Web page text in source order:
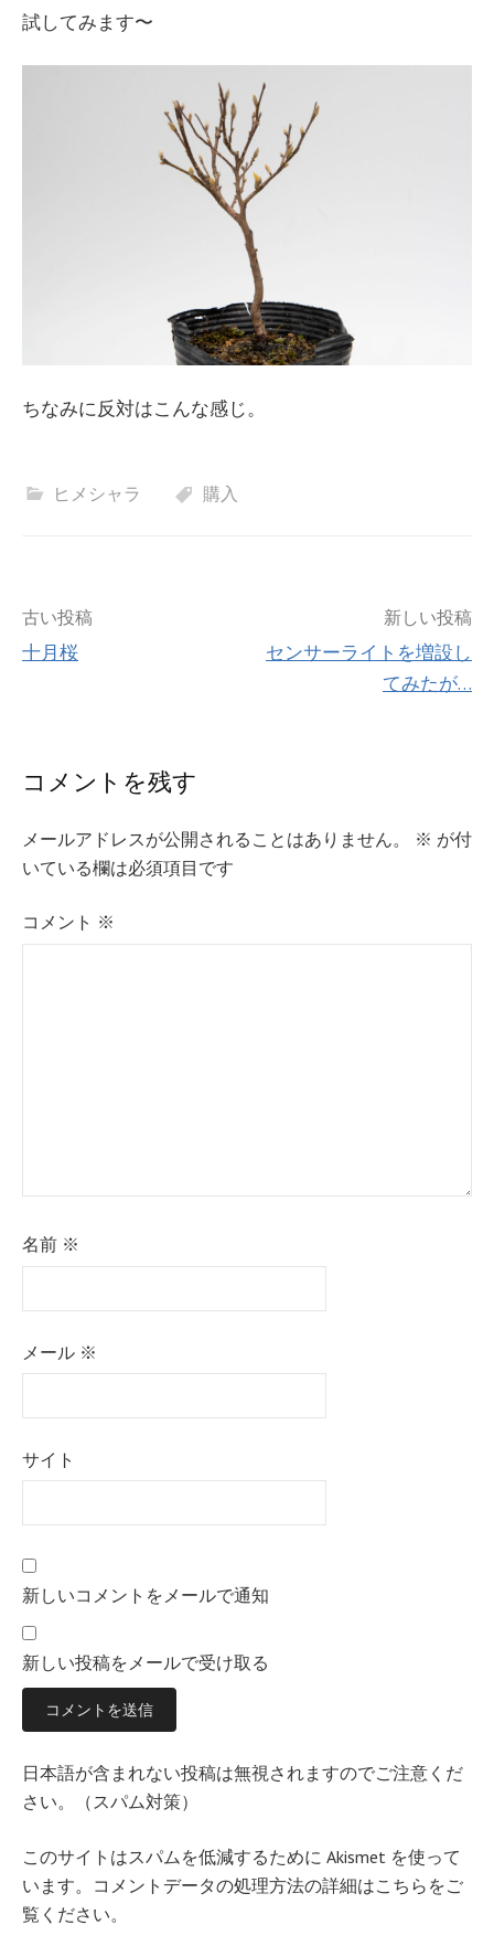
試してみます〜
ちなみに反対はこんな感じ。
ヒメシャラ 購入
投
稿
ビ
ゲ
ー
シ
古い投稿
十月桜
新しい投稿
センサーライトを増設し
てみたが…
コメントを残す
メールアドレスが公開されることはありません。 ※ が付
いている欄は必須項目です
コメント ※
名前 ※
メール ※
サイト
新しいコメントをメールで通知
新しい投稿をメールで受け取る
日本語が含まれない投稿は無視されますのでご注意くだ
さい。（スパム対策）
このサイトはスパムを低減するために Akismet を使って
います。 コメントデータの処理方法の詳細はこちらをご
覧ください。